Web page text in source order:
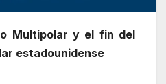
Multipolar y el fin del
estadounidense